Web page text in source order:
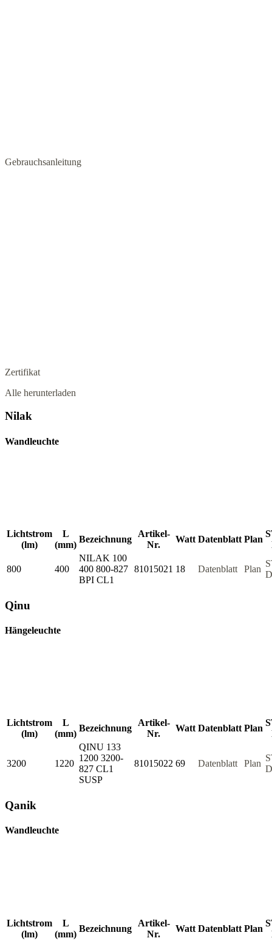
Gebrauchsanleitung
Zertifikat
Alle herunterladen
Nilak
Wandleuchte
Lichtstrom
(lm)
L
(mm)
Bezeichnung
Artikel-
Nr.
Watt Datenblatt Plan
800 400
NILAK 100
400 800-827
BPI CL1
81015021 18 Datenblatt Plan
Qinu
Hängeleuchte
Lichtstrom
(lm)
L
(mm)
Bezeichnung
Artikel-
Nr.
Watt Datenblatt Plan
3200 1220
QINU 133
1200 3200-
827 CL1
SUSP
81015022 69 Datenblatt Plan
Qanik
Wandleuchte
Lichtstrom
(lm)
L
(mm)
Bezeichnung
Artikel-
Nr.
Watt Datenblatt Plan